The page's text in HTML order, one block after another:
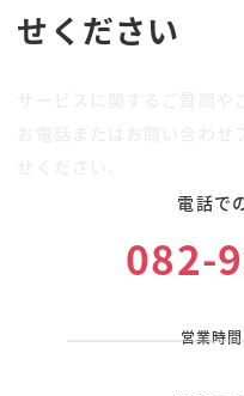
せください
電話で
082-
営業時